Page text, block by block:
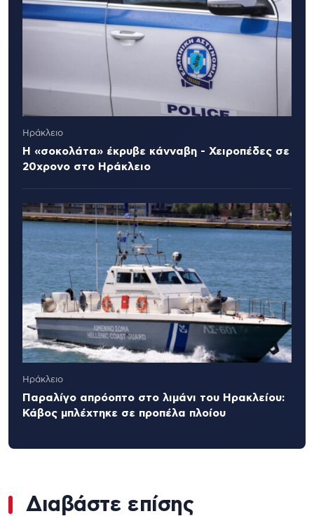
Ηράκλειο
Η «σοκολάτα» έκρυβε κάνναβη - Χειροπέδες σε
20χρονο στο Ηράκλειο
Ηράκλειο
Παραλίγο απρόοπτο στο λιμάνι του Ηρακλείου:
Κάβος μπλέχτηκε σε προπέλα πλοίου
Διαβάστε επίσης